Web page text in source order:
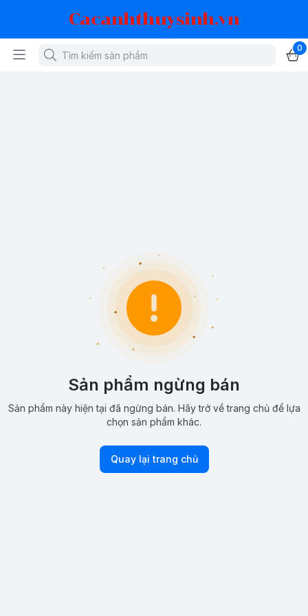
Cacanhthuysinh.vn
0
Sản phẩm ngừng bán
Sản phẩm này hiện tại đã ngừng bán. Hãy trở về trang chủ để lựa
chọn sản phẩm khác.
Quay lại trang chủ